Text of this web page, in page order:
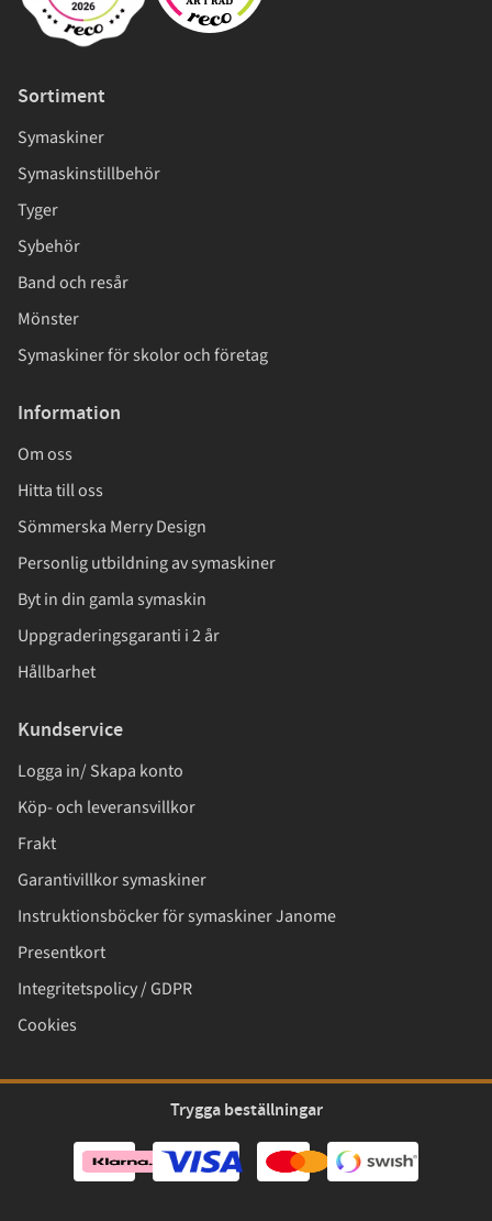
Sortiment
Symaskiner
Symaskinstillbehör
Tyger
Sybehör
Band och resår
Mönster
Symaskiner för skolor och företag
Information
Om oss
Hitta till oss
Sömmerska Merry Design
Personlig utbildning av symaskiner
Byt in din gamla symaskin
Uppgraderingsgaranti i 2 år
Hållbarhet
Kundservice
Logga in/ Skapa konto
Köp- och leveransvillkor
Frakt
Garantivillkor symaskiner
Instruktionsböcker för symaskiner Janome
Presentkort
Integritetspolicy / GDPR
Cookies
Trygga beställningar